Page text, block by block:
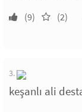
(9) (2)
3.
keşanlı ali